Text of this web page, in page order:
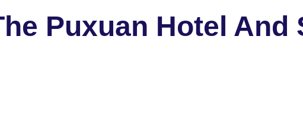
Puxuan Hotel And